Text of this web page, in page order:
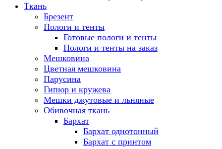
Ткань
Брезент
Пологи и тенты
Готовые пологи и тенты
Пологи и тенты на заказ
Мешковина
Цветная мешковина
Парусина
Гипюр и кружева
Мешки джутовые и льняные
Обивочная ткань
Бархат
Бархат однотонный
Бархат с принтом